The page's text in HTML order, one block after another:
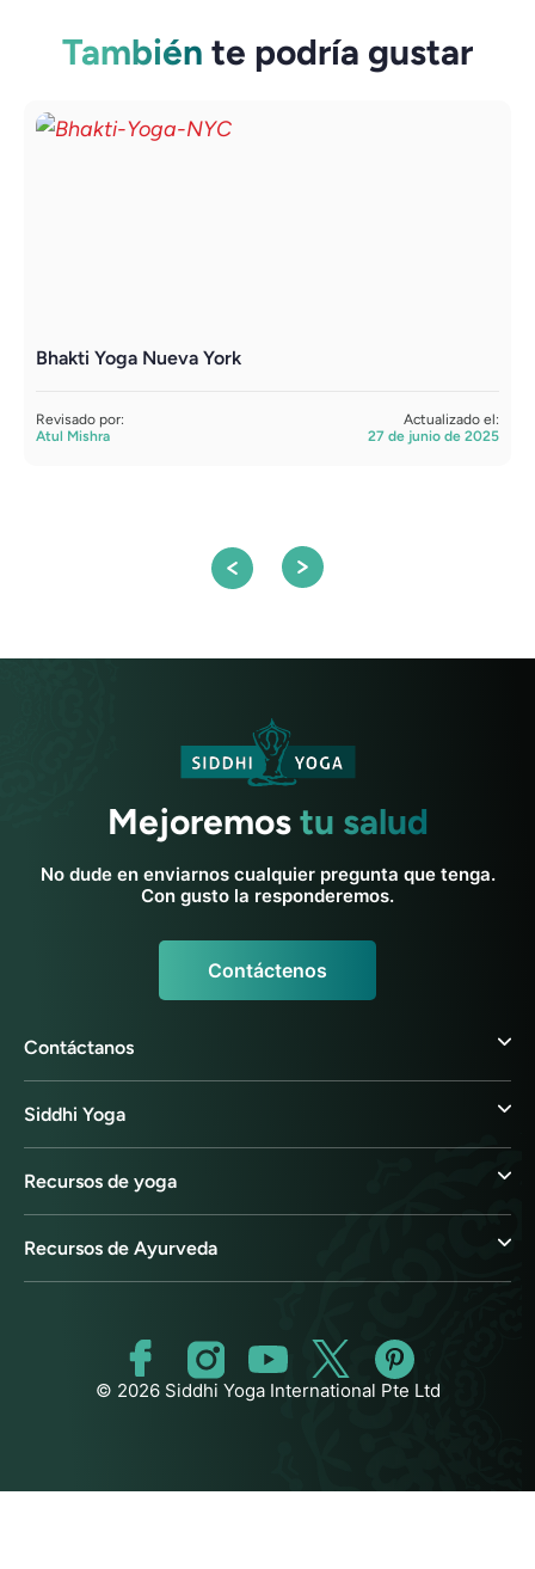
También te podría gustar
Bhakti Yoga Nueva York
Revisado por:
Atul Mishra
Actualizado el:
27 de junio de 2025
Mejoremostu salud
No dude en enviarnos cualquier pregunta que tenga.
Con gusto la responderemos.
Contáctenos
Contáctanos
Siddhi Yoga
Recursos de yoga
Recursos de Ayurveda
© 2026 Siddhi Yoga International Pte Ltd